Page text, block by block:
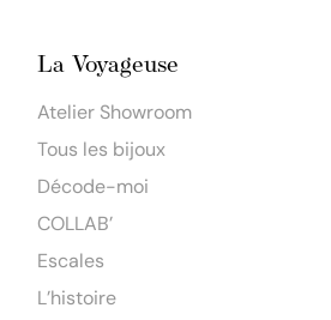
La Voyageuse
Atelier Showroom
Tous les bijoux
Décode-moi
COLLAB’
Escales
L’histoire